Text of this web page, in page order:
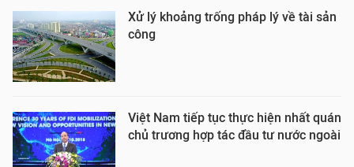
Xử lý khoảng trống pháp lý về tài sản
công
Việt Nam tiếp tục thực hiện nhất quán
chủ trương hợp tác đầu tư nước ngoài